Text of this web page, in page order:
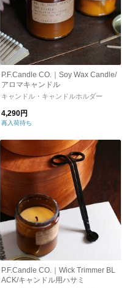
P.F.Candle CO.｜Soy Wax Candle/
アロマキャンドル
キャンドル・キャンドルホルダー
4,290円
再入荷待ち
P.F.Candle CO.｜Wick Trimmer BL
ACK/キャンドル用ハサミ